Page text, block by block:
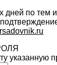
дней по
указанную